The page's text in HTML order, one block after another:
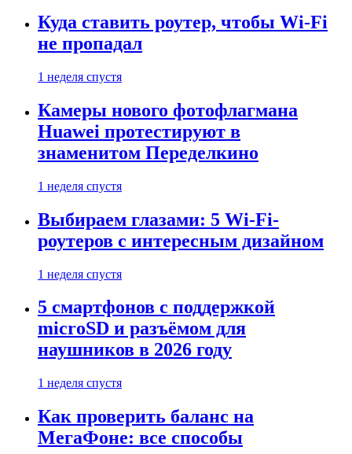
Куда ставить роутер, чтобы Wi-Fi
не пропадал
1 неделя спустя
Камеры нового фотофлагмана
Huawei протестируют в
знаменитом Переделкино
1 неделя спустя
Выбираем глазами: 5 Wi-Fi-
роутеров с интересным дизайном
1 неделя спустя
5 смартфонов с поддержкой
microSD и разъёмом для
наушников в 2026 году
1 неделя спустя
Как проверить баланс на
МегаФоне: все способы